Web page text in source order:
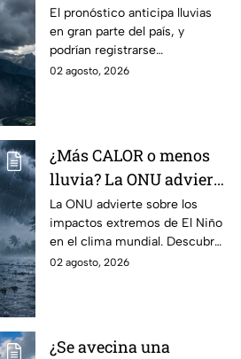
fuertes rachas de
viento en México;
¿cómo afectará a
Guanajuato?
El pronóstico anticipa lluvias
en gran parte del país, y
podrían registrarse
afectaciones por las
02 agosto, 2026
¿Más CALOR o menos
lluvia? La ONU advierte
por los efectos
EXTREMOS de ‘El Niño’
y que cambiarán el
clima en el mundo
La ONU advierte sobre los
impactos extremos de El Niño
en el clima mundial. Descubre
cómo podría cambiar el clima
02 agosto, 2026
¿Se avecina una